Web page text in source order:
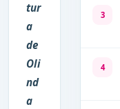
tur
a
de
Oli
nd
a
3
4